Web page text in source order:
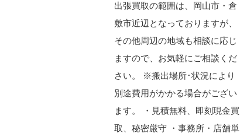
出張買取の範囲は、岡山市・倉
敷市近辺となっておりますが、
その他周辺の地域も相談に応じ
ますので、お気軽にご相談くだ
さい。 ※搬出場所･状況により
別途費用がかかる場合がござい
ます。 ・見積無料、即刻現金買
取、秘密厳守 ・事務所・店舗単